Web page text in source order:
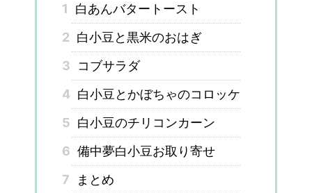
1
白あんバタートースト
2 白小豆と黒米のおはぎ
3
コブサラダ
4 白小豆とかぼちゃのコロッケ
5 白小豆のチリコンカーン
6 備中夢白小豆お取り寄せ
7
まとめ